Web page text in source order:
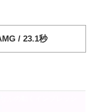
/ 23.1秒
ぶの動くインプレッシ